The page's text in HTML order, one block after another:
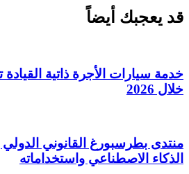
قد يعجبك أيضاً
خدمة سيارات الأجرة ذاتية
خلال 2026
منتدى بطرسبورغ القانوني
الذكاء الاصطناعي واستخداماته